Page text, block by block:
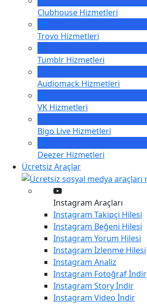
Clubhouse Hizmetleri
Trovo Hizmetleri
Tumblr Hizmetleri
Audiomack Hizmetleri
VK Hizmetleri
Bigo Live Hizmetleri
Deezer Hizmetleri
Ücretsiz Araçlar
Instagram Araçları
Instagram Takipçi Hilesi
Instagram Beğeni Hilesi
Instagram Yorum Hilesi
Instagram İzlenme Hilesi
Instagram Analiz
Instagram Fotoğraf İndir
Instagram Story İndir
Instagram Video İndir